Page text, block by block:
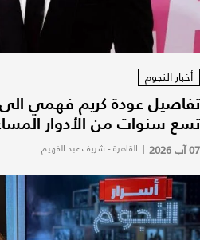
أخبار النجوم
تفاصيل عودة كريم فهمي الى
تسع سنوات من الأدوار
07 آب 2026 | القاهرة - شريف عبد الفهيم